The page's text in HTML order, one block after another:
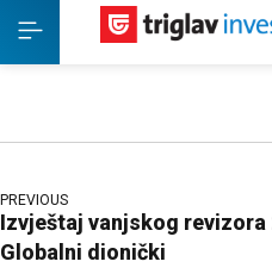
PREVIOUS
Izvještaj vanjskog revizora
Globalni dionički